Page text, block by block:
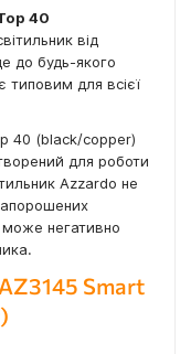
40
від
до будь-якого
типовим для всієї
40 (black/copper)
для роботи
Azzardo не
може негативно
Smart